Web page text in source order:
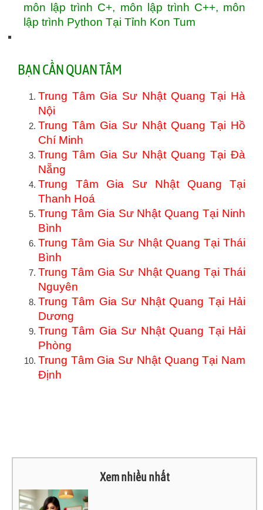
môn lập trình C+, môn lập trình C++, môn
lập trình Python Tại Tỉnh Kon Tum
BẠN CẦN QUAN TÂM
Trung Tâm Gia Sư Nhật Quang Tại Hà
Nội
Trung Tâm Gia Sư Nhật Quang Tại Hồ
Chí Minh
Trung Tâm Gia Sư Nhật Quang Tại Đà
Nẵng
Trung Tâm Gia Sư Nhật Quang Tại
Thanh Hoá
Trung Tâm Gia Sư Nhật Quang Tại Ninh
Bình
Trung Tâm Gia Sư Nhật Quang Tại Thái
Bình
Trung Tâm Gia Sư Nhật Quang Tại Thái
Nguyên
Trung Tâm Gia Sư Nhật Quang Tại Hải
Dương
Trung Tâm Gia Sư Nhật Quang Tại Hải
Phòng
Trung Tâm Gia Sư Nhật Quang Tại Nam
Định
Xem nhiều nhất